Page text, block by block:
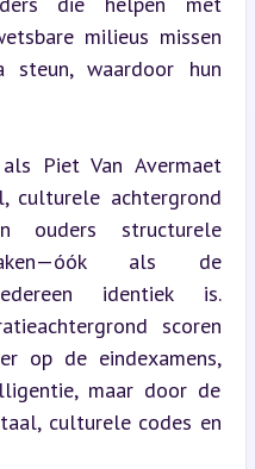
milieus missen
steun, waardoor hun
als Piet Van Avermaet
culturele achtergrond
ouders structurele
als de
identiek is.
scoren
op de eindexamens,
maar door de
culturele codes en